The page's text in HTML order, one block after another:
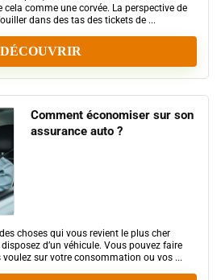
comme une corvée. La perspective de
dans des tas des tickets de ...
DÉCOUVRIR
Comment économiser sur son
assurance auto ?
choses qui vous revient le plus cher
d’un véhicule. Vous pouvez faire
sur votre consommation ou vos ...